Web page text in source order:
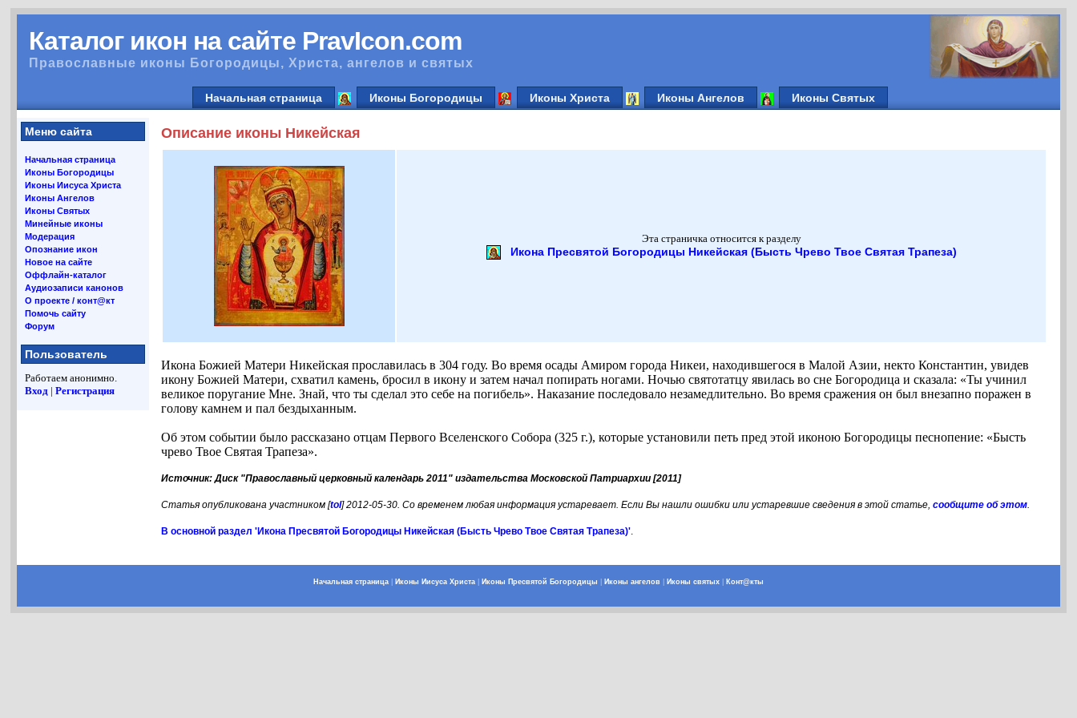
Каталог икон на сайте PravIcon.com
Православные иконы Богородицы, Христа, ангелов и святых
Начальная страница Иконы Богородицы Иконы Христа Иконы Ангелов Иконы Святых
Меню сайта
Начальная страница
Иконы Богородицы
Иконы Иисуса Христа
Иконы Ангелов
Иконы Святых
Минейные иконы
Модерация
Опознание икон
Новое на сайте
Оффлайн-каталог
Аудиозаписи канонов
О проекте / конт@кт
Помочь сайту
Форум
Пользователь
Работаем анонимно.
Вход |Регистрация
Описание иконы Никейская
Эта страничка относится к разделу
Икона Пресвятой Богородицы Никейская (Бысть Чрево Твое Святая Трапеза)
Икона Божией Матери Никейская прославилась в 304 году. Во время осады Амиром города Никеи, находившегося в Малой Азии, некто Константин, увидев
икону Божией Матери, схватил камень, бросил в икону и затем начал попирать ногами. Ночью святотатцу явилась во сне Богородица и сказала: «Ты учинил
великое поругание Мне. Знай, что ты сделал это себе на погибель». Наказание последовало незамедлительно. Во время сражения он был внезапно поражен в
голову камнем и пал бездыханным.
Об этом событии было рассказано отцам Первого Вселенского Собора (325 г.), которые установили петь пред этой иконою Богородицы песнопение: «Бысть
чрево Твое Святая Трапеза».
Источник: Диск "Православный церковный календарь 2011" издательства Московской Патриархии [2011]
Статья опубликована участником [tol] 2012-05-30. Со временем любая информация устаревает. Если Вы нашли ошибки или устаревшие сведения в этой статье,сообщите об этом.
В основной раздел 'Икона Пресвятой Богородицы Никейская (Бысть Чрево Твое Святая Трапеза)'.
Начальная страница Иконы Иисуса Христа Иконы Пресвятой Богородицы Иконы ангелов Иконы святых Конт@кты